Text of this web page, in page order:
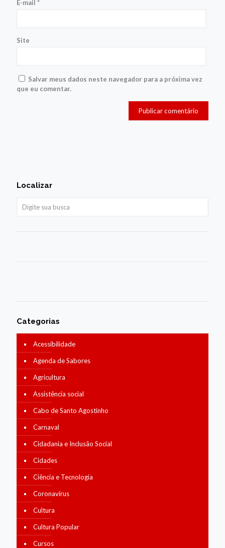
E-mail *
Site
Salvar meus dados neste navegador para a próxima vez
que eu comentar.
Localizar
Categorias
Acessibilidade
Agenda de Sabores
Agricultura
Assistência social
Cabo de Santo Agostinho
Carnaval
Cidadania e Inclusão Social
Cidades
Ciência e Tecnologia
Coronavírus
Cultura
Cultura Popular
Cursos